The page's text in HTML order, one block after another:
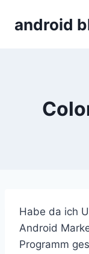
android
Habe da ich
Android
Programm